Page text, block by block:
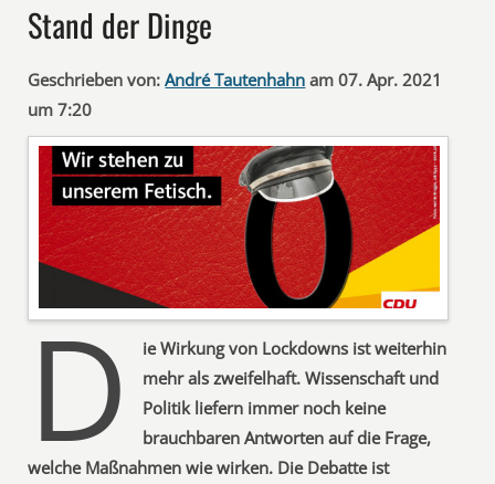
Stand der Dinge
Geschrieben von: André Tautenhahn am 07. Apr. 2021
um 7:20
D
ie Wirkung von Lockdowns ist weiterhin
mehr als zweifelhaft. Wissenschaft und
Politik liefern immer noch keine
brauchbaren Antworten auf die Frage,
welche Maßnahmen wie wirken. Die Debatte ist